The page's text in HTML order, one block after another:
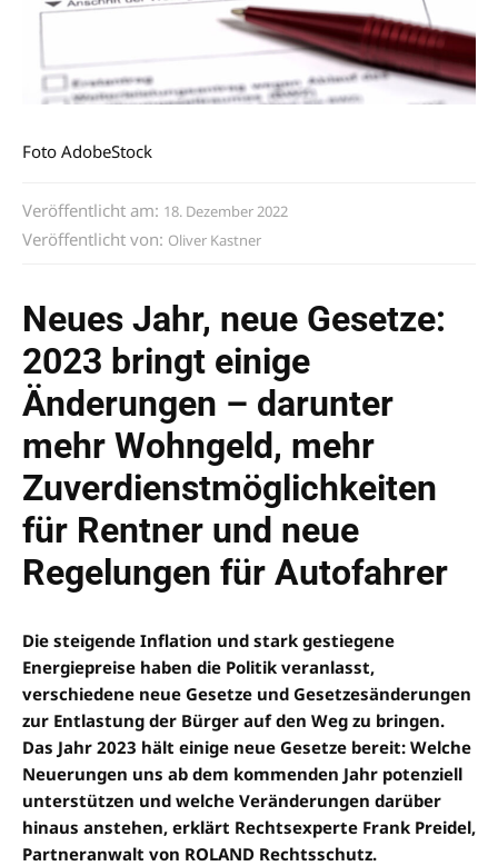
Foto AdobeStock
Veröffentlicht am: 18. Dezember 2022
Veröffentlicht von: Oliver Kastner
Neues Jahr, neue Gesetze:
2023 bringt einige
Änderungen – darunter
mehr Wohngeld, mehr
Zuverdienstmöglichkeiten
für Rentner und neue
Regelungen für Autofahrer
Die steigende Inflation und stark gestiegene
Energiepreise haben die Politik veranlasst,
verschiedene neue Gesetze und Gesetzesänderungen
zur Entlastung der Bürger auf den Weg zu bringen.
Das Jahr 2023 hält einige neue Gesetze bereit: Welche
Neuerungen uns ab dem kommenden Jahr potenziell
unterstützen und welche Veränderungen darüber
hinaus anstehen, erklärt Rechtsexperte Frank Preidel,
Partneranwalt von ROLAND Rechtsschutz.